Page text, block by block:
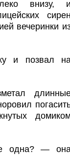
внизу,
вечеринки
и позвал
одна? —